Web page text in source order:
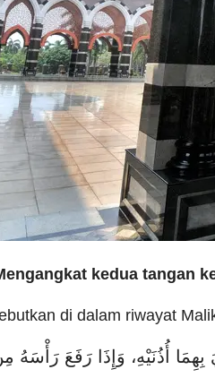
kedua tangan
di dalam riwayat
أُذُنَيْهِ، وَإِذَا رَفَعَ رَأْسَهُ